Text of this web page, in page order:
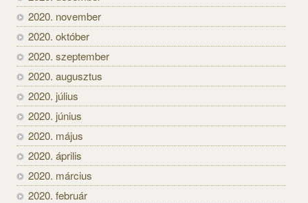
2020. november
2020. október
2020. szeptember
2020. augusztus
2020. július
2020. június
2020. május
2020. április
2020. március
2020. február